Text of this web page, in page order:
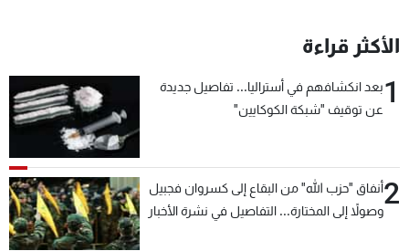
الأكثر قراءة
1بعد انكشافهم في أستراليا... تفاصيل جديدة
عن توقيف "شبكة الكوكايين"
2أنفاق "حزب الله" من البقاع إلى كسروان فجبيل
وصولاً إلى المختارة... التفاصيل في نشرة الأخبار